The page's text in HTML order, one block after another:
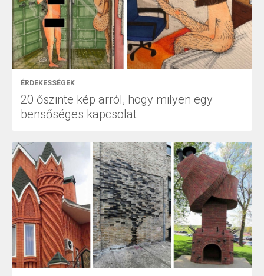
ÉRDEKESSÉGEK
20 őszinte kép arról, hogy milyen egy
bensőséges kapcsolat